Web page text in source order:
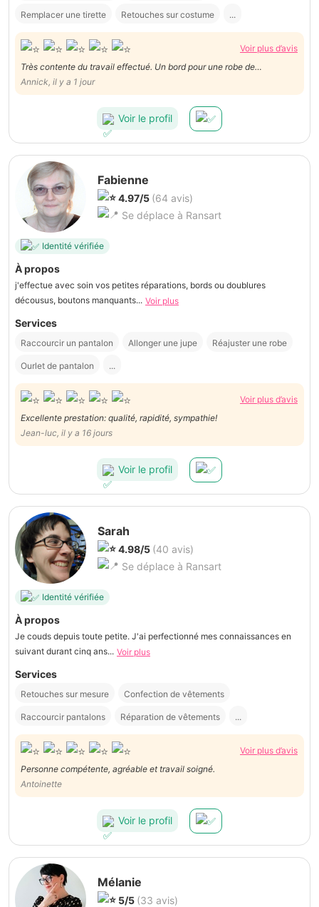
Remplacer une tirette Retouches sur costume ...
Voir plus d’avis
Très contente du travail effectué. Un bord pour une robe de
cérémonie et un bord de pantalon de mariage. Merci. Je recommande
Annick, il y a 1 jour
Voir le profil
Fabienne
4.97/5 (64 avis)
Se déplace à Ransart
Identité vérifiée
À propos
j'effectue avec soin vos petites réparations, bords ou doublures
décousus, boutons manquants... Voir plus
Services
Raccourcir un pantalon Allonger une jupe Réajuster une robe
Ourlet de pantalon ...
Voir plus d’avis
Excellente prestation: qualité, rapidité, sympathie!
Jean-luc, il y a 16 jours
Voir le profil
Sarah
4.98/5 (40 avis)
Se déplace à Ransart
Identité vérifiée
À propos
Je couds depuis toute petite. J'ai perfectionné mes connaissances en
suivant durant cinq ans... Voir plus
Services
Retouches sur mesure Confection de vêtements
Raccourcir pantalons Réparation de vêtements ...
Voir plus d’avis
Personne compétente, agréable et travail soigné.
Antoinette
Voir le profil
Mélanie
5/5 (33 avis)